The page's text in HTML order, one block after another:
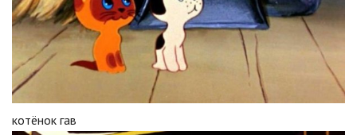
котёнок гав